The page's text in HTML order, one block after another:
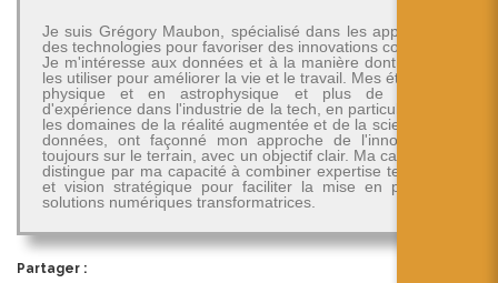
Je suis Grégory Maubon, spécialisé dans les applications
des technologies pour favoriser des innovations concrètes.
Je m'intéresse aux données et à la manière dont on peut
les utiliser pour améliorer la vie et le travail. Mes études en
physique et en astrophysique et plus de 30 ans
d'expérience dans l'industrie de la tech, en particulier dans
les domaines de la réalité augmentée et de la science des
données, ont façonné mon approche de l'innovation -
toujours sur le terrain, avec un objectif clair. Ma carrière se
distingue par ma capacité à combiner expertise technique
et vision stratégique pour faciliter la mise en place de
solutions numériques transformatrices.
Partager :